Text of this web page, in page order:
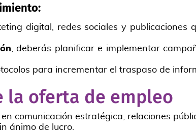
digital, redes sociales y publicaciones
, deberás planificar e implementar
para incrementar el traspaso de
la oferta de empleo
comunicación estratégica, relaciones
ánimo de lucro.